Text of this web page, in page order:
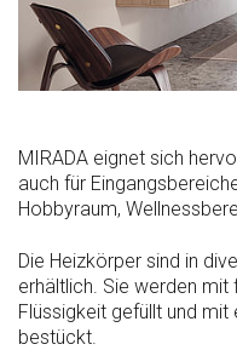
MIRADA eignet sich
auch für
Hobbyraum,
Die Heizkörper sind in
erhältlich. Sie werden
Flüssigkeit gefüllt und mit
bestückt.